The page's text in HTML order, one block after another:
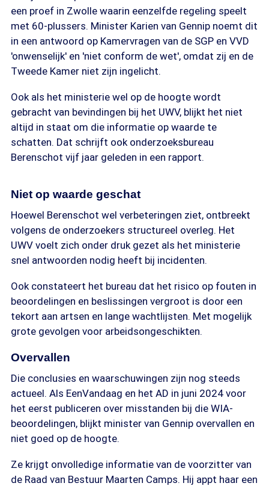
een proef in Zwolle waarin eenzelfde regeling speelt
met 60-plussers. Minister Karien van Gennip noemt dit
in een antwoord op Kamervragen van de SGP en VVD
'onwenselijk' en 'niet conform de wet', omdat zij en de
Tweede Kamer niet zijn ingelicht.
Ook als het ministerie wel op de hoogte wordt
gebracht van bevindingen bij het UWV, blijkt het niet
altijd in staat om die informatie op waarde te
schatten. Dat schrijft ook onderzoeksbureau
Berenschot vijf jaar geleden in een rapport.
Niet op waarde geschat
Hoewel Berenschot wel verbeteringen ziet, ontbreekt
volgens de onderzoekers structureel overleg. Het
UWV voelt zich onder druk gezet als het ministerie
snel antwoorden nodig heeft bij incidenten.
Ook constateert het bureau dat het risico op fouten in
beoordelingen en beslissingen vergroot is door een
tekort aan artsen en lange wachtlijsten. Met mogelijk
grote gevolgen voor arbeidsongeschikten.
Overvallen
Die conclusies en waarschuwingen zijn nog steeds
actueel. Als EenVandaag en het AD in juni 2024 voor
het eerst publiceren over misstanden bij die WIA-
beoordelingen, blijkt minister van Gennip overvallen en
niet goed op de hoogte.
Ze krijgt onvolledige informatie van de voorzitter van
de Raad van Bestuur Maarten Camps. Hij appt haar een